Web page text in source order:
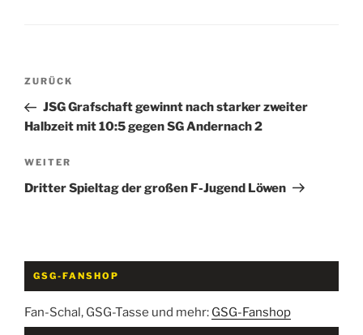
Beitragsnavigation
Vorheriger
Beitrag
ZURÜCK
JSG Grafschaft gewinnt nach starker zweiter
Halbzeit mit 10:5 gegen SG Andernach 2
Nächster
Beitrag
WEITER
Dritter Spieltag der großen F-Jugend Löwen
GSG-FANSHOP
Fan-Schal, GSG-Tasse und mehr: GSG-Fanshop